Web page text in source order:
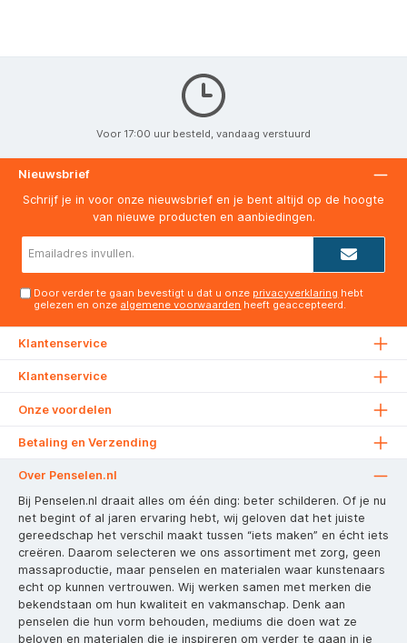
Voor 17:00 uur besteld, vandaag verstuurd
Nieuwsbrief
Schrijf je in voor onze nieuwsbrief en je bent altijd op de hoogte
van nieuwe producten en aanbiedingen.
Door verder te gaan bevestigt u dat u onze privacyverklaring hebt
gelezen en onze algemene voorwaarden heeft geaccepteerd.
Klantenservice
Klantenservice
Onze voordelen
Betaling en Verzending
Over Penselen.nl
Bij Penselen.nl draait alles om één ding: beter schilderen. Of je nu
net begint of al jaren ervaring hebt, wij geloven dat het juiste
gereedschap het verschil maakt tussen “iets maken” en écht iets
creëren. Daarom selecteren we ons assortiment met zorg, geen
massaproductie, maar penselen en materialen waar kunstenaars
echt op kunnen vertrouwen. Wij werken samen met merken die
bekendstaan om hun kwaliteit en vakmanschap. Denk aan
penselen die hun vorm behouden, mediums die doen wat ze
beloven en materialen die je inspireren om verder te gaan in je